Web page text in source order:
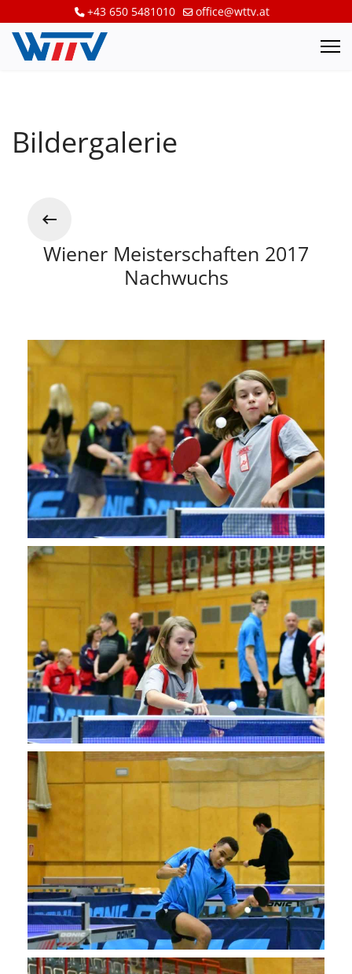
+43 650 5481010 office@wttv.at
Bildergalerie
Wiener Meisterschaften 2017
Nachwuchs